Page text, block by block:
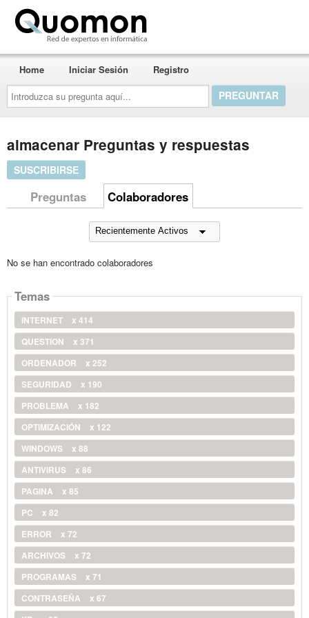
Introduzca
su
pregunta
aquí...
Home Iniciar Sesión Registro
almacenar Preguntas y respuestas
SUSCRIBIRSE
Preguntas Colaboradores
No se han encontrado colaboradores
Temas
INTERNET
x 414
QUESTION
x 371
ORDENADOR
x 252
SEGURIDAD
x 190
PROBLEMA
x 182
OPTIMIZACIÓN
x 122
WINDOWS
x 88
ANTIVIRUS
x 86
PAGINA
x 85
PC
x 82
ERROR
x 72
ARCHIVOS
x 72
PROGRAMAS
x 71
CONTRASEÑA
x 67